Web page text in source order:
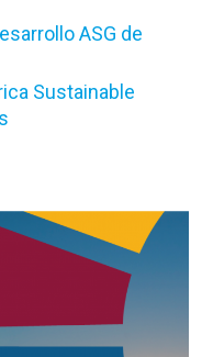
ASG de
Sustainable